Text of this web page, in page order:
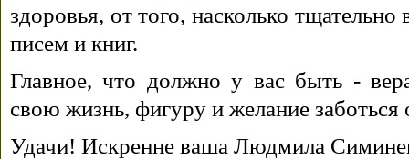
здоровья, от того, насколько
писем и книг.
Главное, что должно у вас быть -
свою жизнь, фигуру и желание заботься
Удачи! Искренне ваша Людмила